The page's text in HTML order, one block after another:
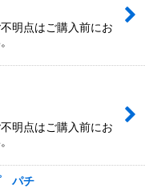
明点はご購入前にお
明点はご購入前にお
パチ